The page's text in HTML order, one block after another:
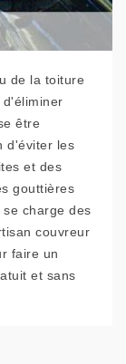
de la toiture
être
d'éviter les
et des
gouttières
charge des
couvreur
faire un
et sans